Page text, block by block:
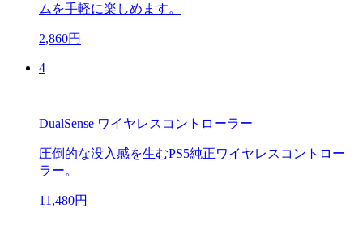
ムを手軽に楽しめます。
2,860円
4
DualSense ワイヤレスコントローラー
圧倒的な没入感を生むPS5純正ワイヤレスコントロー
ラー。
11,480円